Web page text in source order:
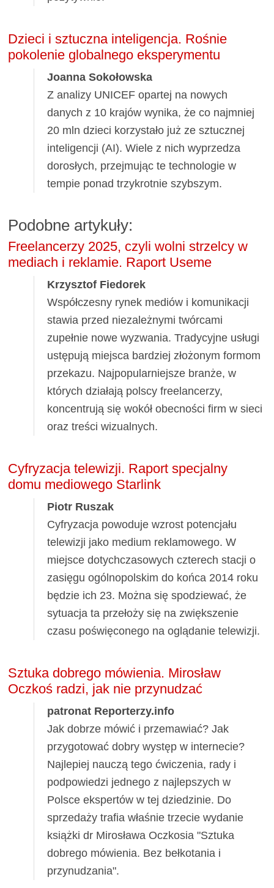
Dzieci i sztuczna inteligencja. Rośnie
pokolenie globalnego eksperymentu
Joanna Sokołowska
Z analizy UNICEF opartej na nowych
danych z 10 krajów wynika, że co najmniej
20 mln dzieci korzystało już ze sztucznej
inteligencji (AI). Wiele z nich wyprzedza
dorosłych, przejmując te technologie w
tempie ponad trzykrotnie szybszym.
Podobne artykuły:
Freelancerzy 2025, czyli wolni strzelcy w
mediach i reklamie. Raport Useme
Krzysztof Fiedorek
Współczesny rynek mediów i komunikacji
stawia przed niezależnymi twórcami
zupełnie nowe wyzwania. Tradycyjne usługi
ustępują miejsca bardziej złożonym formom
przekazu. Najpopularniejsze branże, w
których działają polscy freelancerzy,
koncentrują się wokół obecności firm w sieci
oraz treści wizualnych.
Cyfryzacja telewizji. Raport specjalny
domu mediowego Starlink
Piotr Ruszak
Cyfryzacja powoduje wzrost potencjału
telewizji jako medium reklamowego. W
miejsce dotychczasowych czterech stacji o
zasięgu ogólnopolskim do końca 2014 roku
będzie ich 23. Można się spodziewać, że
sytuacja ta przełoży się na zwiększenie
czasu poświęconego na oglądanie telewizji.
Sztuka dobrego mówienia. Mirosław
Oczkoś radzi, jak nie przynudzać
patronat Reporterzy.info
Jak dobrze mówić i przemawiać? Jak
przygotować dobry występ w internecie?
Najlepiej nauczą tego ćwiczenia, rady i
podpowiedzi jednego z najlepszych w
Polsce ekspertów w tej dziedzinie. Do
sprzedaży trafia właśnie trzecie wydanie
książki dr Mirosława Oczkosia "Sztuka
dobrego mówienia. Bez bełkotania i
przynudzania".